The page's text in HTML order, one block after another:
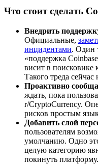
Что стоит сделать
Внедрить
Официальные,
инцидентами. Один
«поддержка
висит в поисковике
Такого треда сейчас
Проактивно
ждать, пока
r/CryptoCurrency.
рисков простым
Добавить слой
пользователям
умолчанию. Одно
целую категорию
покинуть платформу.